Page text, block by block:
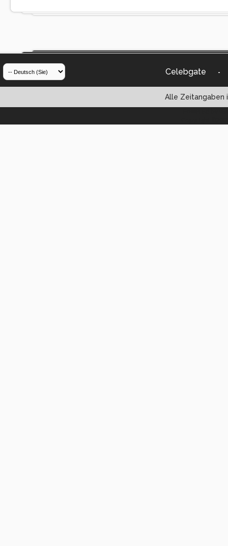
Celebgate -
Alle Zeitangaben